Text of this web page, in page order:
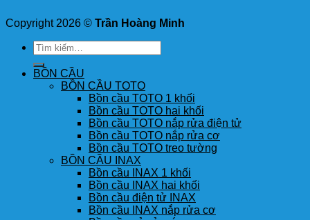
Copyright 2026 © Trần Hoàng Minh
Tìm
kiếm:
BỒN CẦU
BỒN CẦU TOTO
Bồn cầu TOTO 1 khối
Bồn cầu TOTO hai khối
Bồn cầu TOTO nắp rửa điện tử
Bồn cầu TOTO nắp rửa cơ
Bồn cầu TOTO treo tường
BỒN CẦU INAX
Bồn cầu INAX 1 khối
Bồn cầu INAX hai khối
Bồn cầu điện tử INAX
Bồn cầu INAX nắp rửa cơ